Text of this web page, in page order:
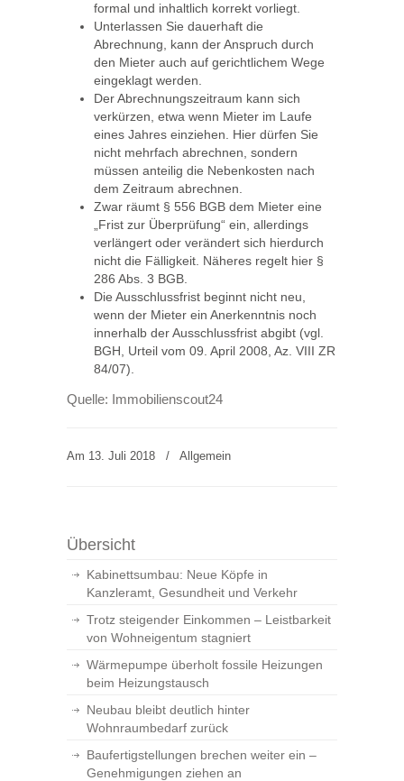
formal und inhaltlich korrekt vorliegt.
Unterlassen Sie dauerhaft die
Abrechnung, kann der Anspruch durch
den Mieter auch auf gerichtlichem Wege
eingeklagt werden.
Der Abrechnungszeitraum kann sich
verkürzen, etwa wenn Mieter im Laufe
eines Jahres einziehen. Hier dürfen Sie
nicht mehrfach abrechnen, sondern
müssen anteilig die Nebenkosten nach
dem Zeitraum abrechnen.
Zwar räumt § 556 BGB dem Mieter eine
„Frist zur Überprüfung“ ein, allerdings
verlängert oder verändert sich hierdurch
nicht die Fälligkeit. Näheres regelt hier §
286 Abs. 3 BGB.
Die Ausschlussfrist beginnt nicht neu,
wenn der Mieter ein Anerkenntnis noch
innerhalb der Ausschlussfrist abgibt (vgl.
BGH, Urteil vom 09. April 2008, Az. VIII ZR
84/07).
Quelle: Immobilienscout24
Am 13. Juli 2018 / Allgemein
Übersicht
Kabinettsumbau: Neue Köpfe in
Kanzleramt, Gesundheit und Verkehr
Trotz steigender Einkommen – Leistbarkeit
von Wohneigentum stagniert
Wärmepumpe überholt fossile Heizungen
beim Heizungstausch
Neubau bleibt deutlich hinter
Wohnraumbedarf zurück
Baufertigstellungen brechen weiter ein –
Genehmigungen ziehen an